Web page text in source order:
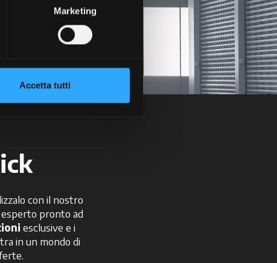
Marketing
Accetta tutti
con il nostro
pronto ad
esclusive e i
in un mondo di